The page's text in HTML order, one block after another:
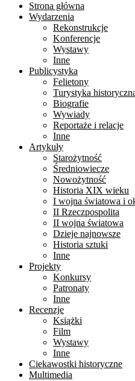
Strona główna
Wydarzenia
Rekonstrukcje
Konferencje
Wystawy
Inne
Publicystyka
Felietony
Turystyka
Biografie
Wywiady
Reportaże i relacje
Inne
Artykuły
Starożytność
Średniowiecze
Nowożytność
Historia XIX wieku
I wojna światowa i
II Rzeczpospolita
II wojna światowa
Dzieje najnowsze
Historia sztuki
Inne
Projekty
Konkursy
Patronaty
Inne
Recenzje
Książki
Film
Wystawy
Inne
Ciekawostki historyczne
Multimedia